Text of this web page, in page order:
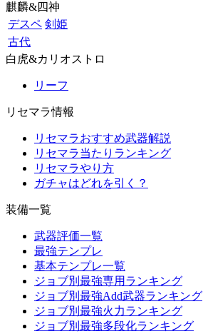
麒麟&四神
デスペ 剣姫
古代
白虎&カリオストロ
リーフ
リセマラ情報
リセマラおすすめ武器解説
リセマラ当たりランキング
リセマラやり方
ガチャはどれを引く？
装備一覧
武器評価一覧
最強テンプレ
基本テンプレ一覧
ジョブ別最強専用ランキング
ジョブ別最強Add武器ランキング
ジョブ別最強火力ランキング
ジョブ別最強多段化ランキング